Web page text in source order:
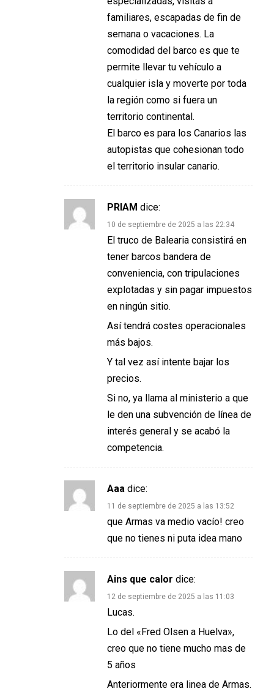
familiares, escapadas de fin de
semana o vacaciones. La
comodidad del barco es que te
permite llevar tu vehículo a
cualquier isla y moverte por toda
la región como si fuera un
territorio continental.
El barco es para los Canarios las
autopistas que cohesionan todo
el territorio insular canario.
PRIAM dice:
10 de septiembre de 2025 a las 22:34
El truco de Balearia consistirá en
tener barcos bandera de
conveniencia, con tripulaciones
explotadas y sin pagar impuestos
en ningún sitio.
Así tendrá costes operacionales
más bajos.
Y tal vez así intente bajar los
precios.
Si no, ya llama al ministerio a que
le den una subvención de línea de
interés general y se acabó la
competencia.
Aaa dice:
11 de septiembre de 2025 a las 13:52
que Armas va medio vacío! creo
que no tienes ni puta idea mano
Ains que calor dice:
12 de septiembre de 2025 a las 11:03
Lucas.
Lo del «Fred Olsen a Huelva»,
creo que no tiene mucho mas de
5 años
Anteriormente era linea de Armas.